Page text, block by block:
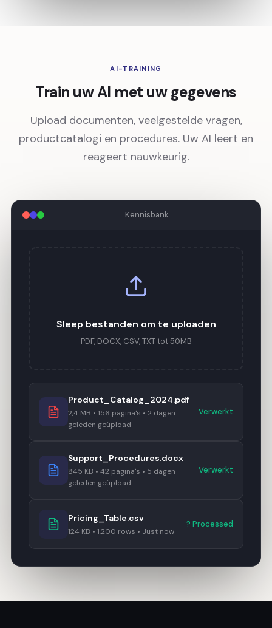
AI-TRAINING
Train uw AI met uw gegevens
Upload documenten, veelgestelde vragen,
productcatalogi en procedures. Uw AI leert en
reageert nauwkeurig.
Kennisbank
Sleep bestanden om te uploaden
PDF, DOCX, CSV, TXT tot 50MB
Product_Catalog_2024.pdf
2,4 MB • 156 pagina's • 2 dagen
geleden geüpload
Verwerkt
Support_Procedures.docx
845 KB • 42 pagina's • 5 dagen
geleden geüpload
Verwerkt
Pricing_Table.csv
124 KB • 1,200 rows • Just now
? Processed